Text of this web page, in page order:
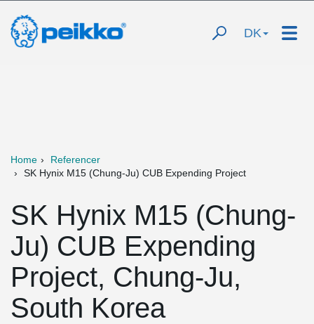
DK
Home
Referencer
SK Hynix M15 (Chung-Ju) CUB Expending Project
SK Hynix M15 (Chung-
Ju) CUB Expending
Project, Chung-Ju,
South Korea